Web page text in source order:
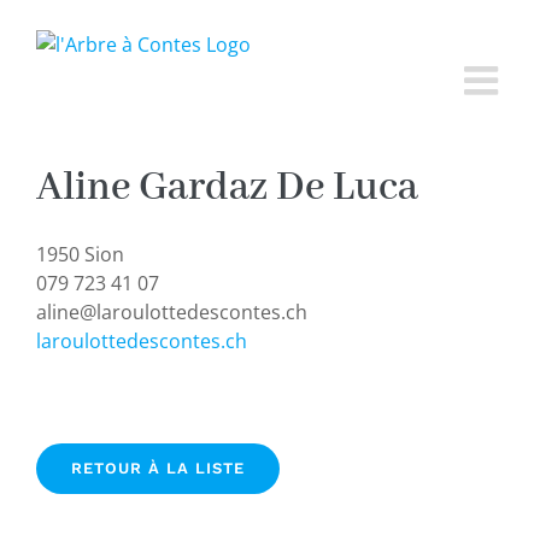
Aline Gardaz De Luca
1950 Sion
079 723 41 07
aline@laroulottedescontes.ch
laroulottedescontes.ch
RETOUR À LA LISTE